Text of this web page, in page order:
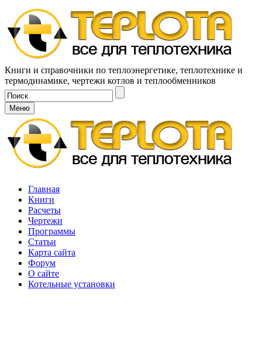
Книги и справочники по теплоэнергетике, теплотехнике и
термодинамике, чертежи котлов и теплообменников
Меню
Главная
Книги
Расчеты
Чертежи
Программы
Статьи
Карта сайта
Форум
О сайте
Котельные установки